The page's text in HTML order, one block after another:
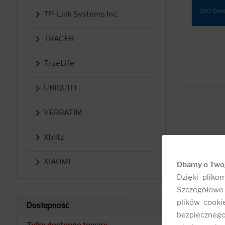
 TP-Link Systems Inc.
 TRACER
 TrueLife
 UBIQUITI
 VERBATIM
 Xblitz
 XIAOMI
Dostępność
Dbamy o
Dzięki
plików